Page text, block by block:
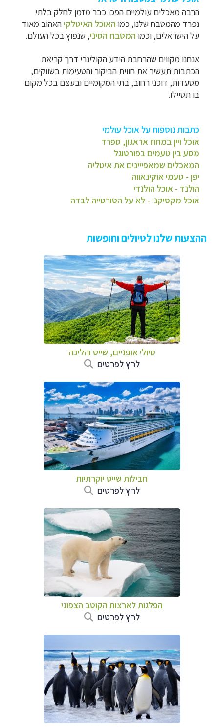
הרבה מאכלים עולמיים הפכו כבר מזמן לחלק בלתי
נפרד מהמטבח שלנו, כמו האוכל האיטלקיהאהוב מאוד
על הישראלים, וכמו המטבח הסיני, שנפוץ בכל העולם.
אנחנו מקווים שהרחבת הידע הקולינרי דרך קריאת
הכתבות תעשיר את חווית הביקור והטעימות בשווקים,
מסעדות, דוכני רחוב, בתי המקומיים ובעצם בכל מקום
בו תטיילו.
כתבות נוספות על אוכל עולמי
אוכל ויין במחוז אראגון, ספרד
מסע בין טעמים בפורטוגל
המאכלים שמאפייינים את איטליה
יפן - טעמי אוקינאווה
הולנד - אוכל הולנדי
אוכל מקסיקני - לא על הטורטייה לבדה
ההצעות שלנו לטיולים וחופשות
טיולי אופניים, שייט והליכה
לחץ לפרטים
חבילות שייט יוקרתיות
לחץ לפרטים
הפלגות לארצות הקוטב הצפוני
לחץ לפרטים